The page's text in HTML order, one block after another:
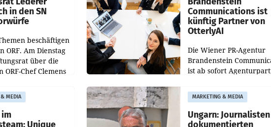
in den SN
beschäftigen
ORF. Am Dienstag
über die
ORF-Chef Clemens
für die
abgestimmt
Communications ist
künftig Partner von
OtterlyAI
Die Wiener PR-Agentur
Brandenstein
ist ab sofort
Optimierungsplattform
OtterlyAI. Damit baut die
Agentur ihr
MEDIA
im
Unique
MARKETING & MEDIA
Ungarn: Journalisten
dokumentierten